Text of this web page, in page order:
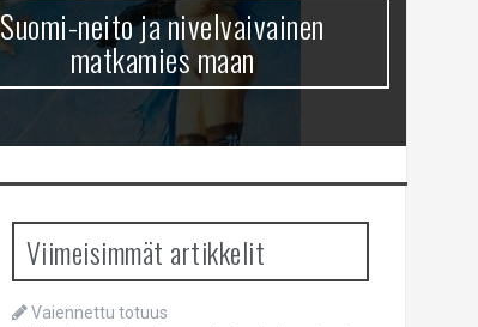
Suomi-neito ja nivelvaivainen
matkamies maan
Viimeisimmät artikkelit
Vaiennettu totuus